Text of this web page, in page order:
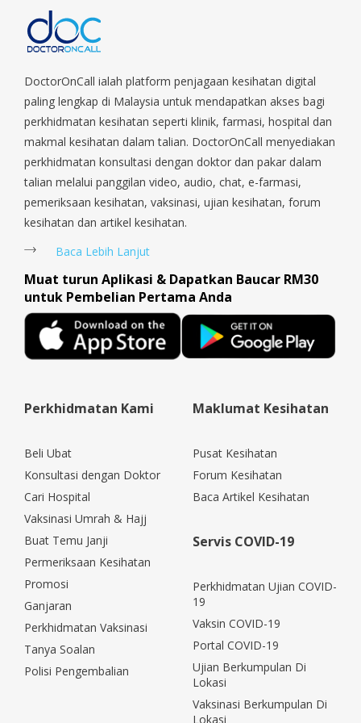
Park, Geylang, Hougang, Harbourfront, Holland, Jurong, Jurong
East, Jurong West, Kallang/ Whampoa, Lim Chu Kang, Marine
Parade, Marina, Macpherson, Mandai, Newton, Novena,
Queenstown, Raffles Place, Rochor, River Valley, Sembawang,
Sengkang, Serangoon, Serangoon Rd, Seletar, Tampines, Toa
Payoh, Tanjong Pagar, Telok Blangah, Tanglin, Thomson, Tuas,
Tengah, Upper East Coast, Upper Bukit Timah, Upper Thomson,
Woodlands, West Coast, Yishun, Yio Chu Kang.
DoctorOnCall ialah platform penjagaan kesihatan digital
paling lengkap di Malaysia untuk mendapatkan akses bagi
perkhidmatan kesihatan seperti klinik, farmasi, hospital dan
makmal kesihatan dalam talian. DoctorOnCall menyediakan
perkhidmatan konsultasi dengan doktor dan pakar dalam
talian melalui panggilan video, audio, chat, e-farmasi,
pemeriksaan kesihatan, vaksinasi, ujian kesihatan, forum
kesihatan dan artikel kesihatan.
Baca Lebih Lanjut
Muat turun Aplikasi & Dapatkan Baucar RM30
untuk Pembelian Pertama Anda
Perkhidmatan Kami
Beli Ubat
Konsultasi dengan Doktor
Cari Hospital
Vaksinasi Umrah & Hajj
Buat Temu Janji
Permeriksaan Kesihatan
Promosi
Ganjaran
Perkhidmatan Vaksinasi
Tanya Soalan
Polisi Pengembalian
Maklumat Kesihatan
Pusat Kesihatan
Forum Kesihatan
Baca Artikel Kesihatan
Servis COVID-19
Perkhidmatan Ujian COVID-
19
Vaksin COVID-19
Portal COVID-19
Ujian Berkumpulan Di
Lokasi
Vaksinasi Berkumpulan Di
Lokasi